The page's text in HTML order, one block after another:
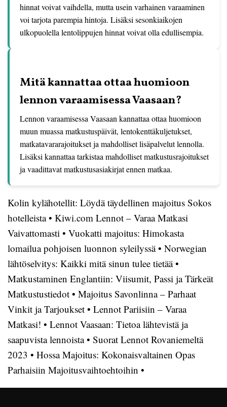
hinnat voivat vaihdella, mutta usein varhainen varaaminen
voi tarjota parempia hintoja. Lisäksi sesonkiaikojen
ulkopuolella lentolippujen hinnat voivat olla edullisempia.
Mitä kannattaa ottaa huomioon
lennon varaamisessa Vaasaan?
Lennon varaamisessa Vaasaan kannattaa ottaa huomioon
muun muassa matkustuspäivät, lentokenttäkuljetukset,
matkatavararajoitukset ja mahdolliset lisäpalvelut lennolla.
Lisäksi kannattaa tarkistaa mahdolliset matkustusrajoitukset
ja vaadittavat matkustusasiakirjat ennen matkaa.
Kolin kylähotellit: Löydä täydellinen majoitus Sokos
hotelleista• Kiwi.com Lennot – Varaa Matkasi
Vaivattomasti • Vuokatti majoitus: Himokasta
lomailua pohjoisen luonnon syleilyssä• Norwegian
lähtöselvitys: Kaikki mitä sinun tulee tietää•
Matkustaminen Englantiin: Viisumit, Passi ja Tärkeät
Matkustustiedot • Majoitus Savonlinna – Parhaat
Vinkit ja Tarjoukset • Lennot Pariisiin – Varaa
Matkasi! • Lennot Vaasaan: Tietoa lähtevistä ja
saapuvista lennoista• Suorat Lennot Rovaniemeltä
2023 • Hossa Majoitus: Kokonaisvaltainen Opas
Parhaisiin Majoitusvaihtoehtoihin •